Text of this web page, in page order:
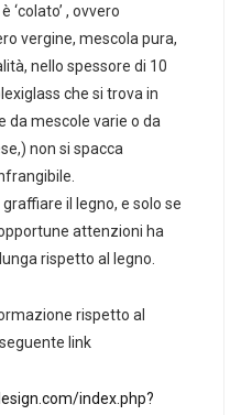
‘colato’ , ovvero
vergine, mescola pura,
nello spessore di 10
che si trova in
da mescole varie o da
non si spacca
il legno, e solo se
attenzioni ha
rispetto al legno.
rispetto al
link
index.php?